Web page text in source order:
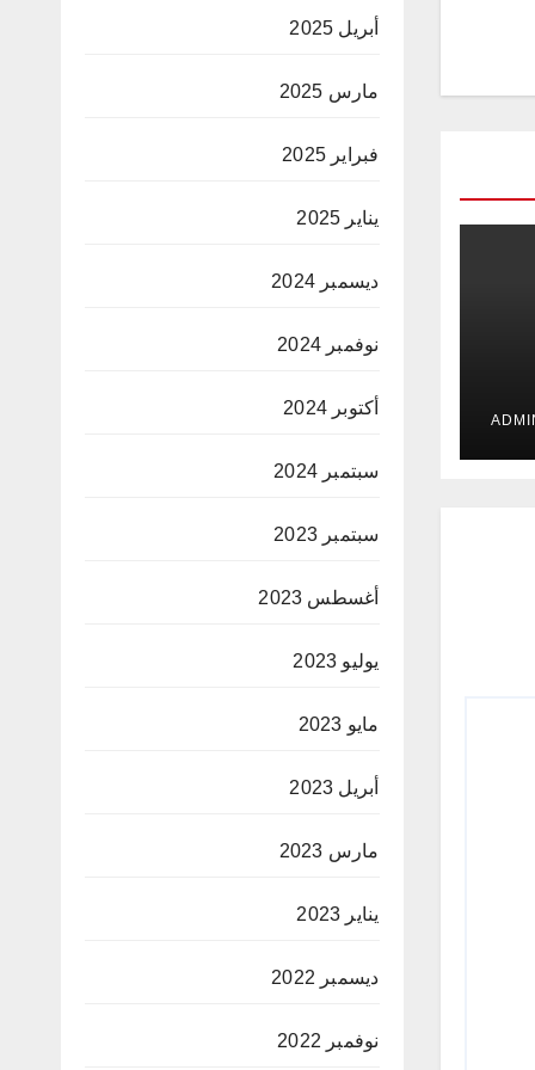
في
أبريل 2025
مارس 2025
فبراير 2025
يناير 2025
ديسمبر 2024
نوفمبر 2024
أكتوبر 2024
سبتمبر 2024
سبتمبر 2023
أغسطس 2023
يوليو 2023
مايو 2023
أبريل 2023
مارس 2023
يناير 2023
ديسمبر 2022
نوفمبر 2022